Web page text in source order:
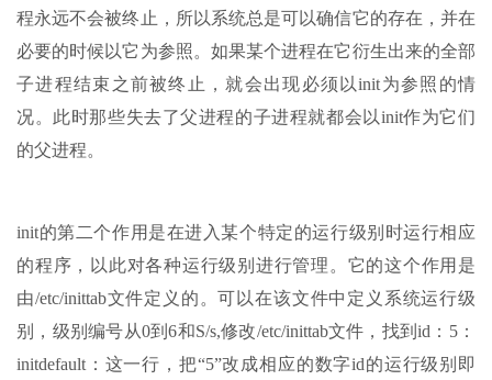
程永远不会被终止，所以系统总是可以确信它的存在，并在
必要的时候以它为参照。如果某个进程在它衍生出来的全部
子进程结束之前被终止，就会出现必须以init为参照的情
况。此时那些失去了父进程的子进程就都会以init作为它们
的父进程。
init的第二个作用是在进入某个特定的运行级别时运行相应
的程序，以此对各种运行级别进行管理。它的这个作用是
由/etc/inittab文件定义的。可以在该文件中定义系统运行级
别，级别编号从0到6和S/s,修改/etc/inittab文件，找到id：5：
initdefault：这一行，把“5”改成相应的数字id的运行级别即